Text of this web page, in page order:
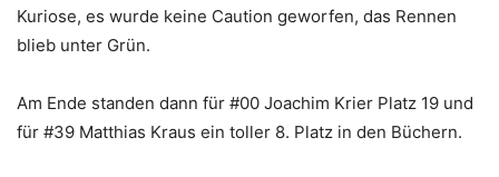
Kuriose, es wurde keine Caution geworfen, das Rennen
blieb unter Grün.
Am Ende standen dann für #00 Joachim Krier Platz 19 und
für #39 Matthias Kraus ein toller 8. Platz in den Büchern.